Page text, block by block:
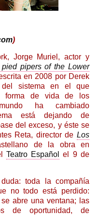
)
Jorge Muriel, actor y
pied pipers of the Lower
en 2008 por Derek
del sistema en el que
forma de vida de los
ha cambiado
está dejando de
del exceso, y éste se
Reta, director de Los
de la obra en
Teatro Español
el 9 de
toda la compañía
no todo está perdido:
abre una ventana; las
de oportunidad, de